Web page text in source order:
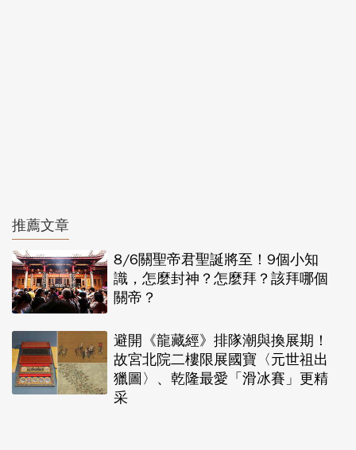
推薦文章
8/6關聖帝君聖誕將至！9個小知
識，怎麼封神？怎麼拜？該拜哪個
關帝？
避開《龍藏經》排隊潮與換展期！
故宮北院二樓限展國寶〈元世祖出
獵圖〉、乾隆最愛「滑冰賽」更精
采